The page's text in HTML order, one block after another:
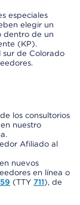
especiales
elegir un
dentro de un
(KP).
sur de Colorado
los consultorios
nuestro
Afiliado al
nuevos
en línea o
(TTY 711), de